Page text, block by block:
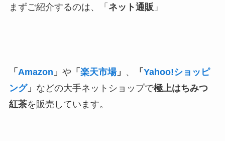
まずご紹介するのは、「 ネット通販 」
「 Amazon 」 や 「 楽天市場」 、 「 Yahoo!ショッピ
ング」 などの大手ネットショップで極上はちみつ
紅茶を販売しています。